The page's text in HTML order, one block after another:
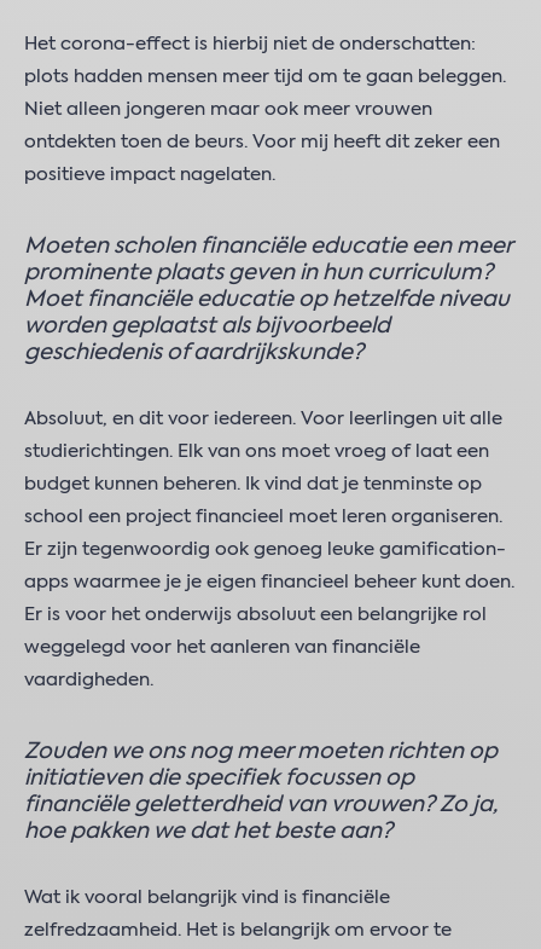
Het corona-effect is hierbij niet de onderschatten:
plots hadden mensen meer tijd om te gaan beleggen.
Niet alleen jongeren maar ook meer vrouwen
ontdekten toen de beurs. Voor mij heeft dit zeker een
positieve impact nagelaten.
Moeten scholen financiële educatie een meer
prominente plaats geven in hun curriculum?
Moet financiële educatie op hetzelfde niveau
worden geplaatst als bijvoorbeeld
geschiedenis of aardrijkskunde?
Absoluut, en dit voor iedereen. Voor leerlingen uit alle
studierichtingen. Elk van ons moet vroeg of laat een
budget kunnen beheren. Ik vind dat je tenminste op
school een project financieel moet leren organiseren.
Er zijn tegenwoordig ook genoeg leuke gamification-
apps waarmee je je eigen financieel beheer kunt doen.
Er is voor het onderwijs absoluut een belangrijke rol
weggelegd voor het aanleren van financiële
vaardigheden.
Zouden we ons nog meer moeten richten op
initiatieven die specifiek focussen op
financiële geletterdheid van vrouwen? Zo ja,
hoe pakken we dat het beste aan?
Wat ik vooral belangrijk vind is financiële
zelfredzaamheid. Het is belangrijk om ervoor te